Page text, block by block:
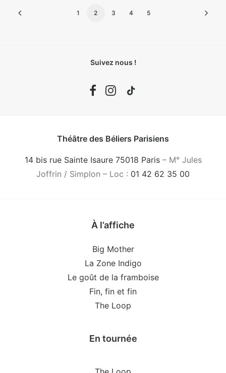
1 2 3 4 5
Suivez nous !
Théâtre des Béliers Parisiens
14 bis rue Sainte Isaure 75018 Paris– M° Jules
Joffrin / Simplon – Loc : 01 42 62 35 00
À l’affiche
Big Mother
La Zone Indigo
Le goût de la framboise
Fin, fin et fin
The Loop
En tournée